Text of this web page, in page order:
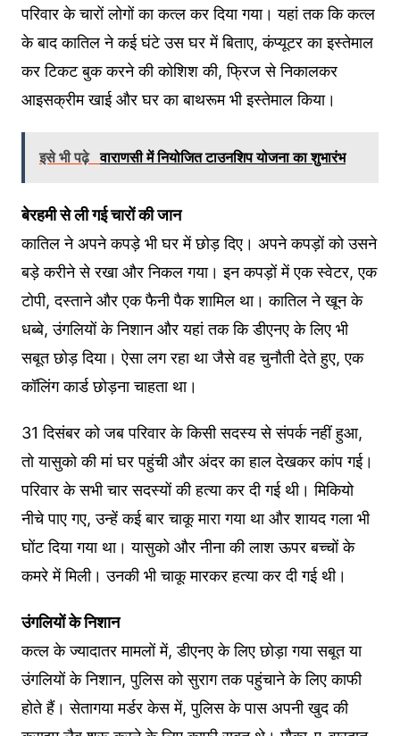
परिवार के चारों लोगों का कत्ल कर दिया गया। यहां तक कि कत्ल
के बाद कातिल ने कई घंटे उस घर में बिताए, कंप्यूटर का इस्तेमाल
कर टिकट बुक करने की कोशिश की, फ्रिज से निकालकर
आइसक्रीम खाई और घर का बाथरूम भी इस्तेमाल किया।
इसे भी पढ़े वाराणसी में नियोजित टाउनशिप योजना का शुभारंभ
बेरहमी से ली गई चारों की जान
कातिल ने अपने कपड़े भी घर में छोड़ दिए। अपने कपड़ों को उसने
बड़े करीने से रखा और निकल गया। इन कपड़ों में एक स्वेटर, एक
टोपी, दस्ताने और एक फैनी पैक शामिल था। कातिल ने खून के
धब्बे, उंगलियों के निशान और यहां तक कि डीएनए के लिए भी
सबूत छोड़ दिया। ऐसा लग रहा था जैसे वह चुनौती देते हुए, एक
कॉलिंग कार्ड छोड़ना चाहता था।
31 दिसंबर को जब परिवार के किसी सदस्य से संपर्क नहीं हुआ,
तो यासुको की मां घर पहुंची और अंदर का हाल देखकर कांप गई।
परिवार के सभी चार सदस्यों की हत्या कर दी गई थी। मिकियो
नीचे पाए गए, उन्हें कई बार चाकू मारा गया था और शायद गला भी
घोंट दिया गया था। यासुको और नीना की लाश ऊपर बच्चों के
कमरे में मिली। उनकी भी चाकू मारकर हत्या कर दी गई थी।
उंगलियों के निशान
कत्ल के ज्यादातर मामलों में, डीएनए के लिए छोड़ा गया सबूत या
उंगलियों के निशान, पुलिस को सुराग तक पहुंचाने के लिए काफी
होते हैं। सेतागया मर्डर केस में, पुलिस के पास अपनी खुद की